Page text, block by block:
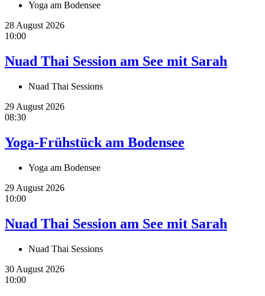
Yoga am Bodensee
28 August 2026
10:00
Nuad Thai Session am See mit Sarah
Nuad Thai Sessions
29 August 2026
08:30
Yoga-Frühstück am Bodensee
Yoga am Bodensee
29 August 2026
10:00
Nuad Thai Session am See mit Sarah
Nuad Thai Sessions
30 August 2026
10:00